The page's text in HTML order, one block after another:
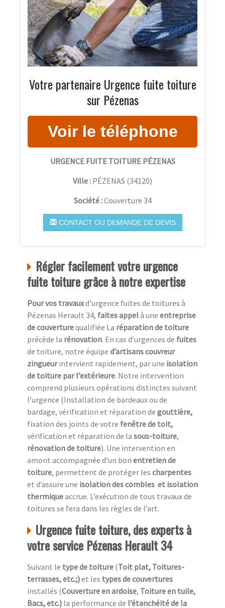
Votre partenaire Urgence fuite toiture
sur Pézenas
URGENCE FUITE TOITURE PÉZENAS
Ville : PÉZENAS (34120)
Société :Couverture 34
CONTACT OU DEMANDE DE DEVIS
Régler facilement votre urgence
fuite toiture grâce à notre expertise
Pour vos travauxd’urgence fuites de toitures à
Pézenas Herault 34, faites appelà une entreprise
de couverturequalifiée La réparation de toiture
précède la rénovation. En cas d’urgences de fuites
de toiture, notre équipe d’artisans couvreur
zingueurintervient rapidement, par une isolation
de toiture par l’extérieure. Notre intervention
comprend plusieurs opérations distinctes suivant
l’urgence (Installation de bardeaux ou de
bardage, vérification et réparation de gouttière,
fixation des joints de votre fenêtre de toit,
vérification et réparation de la sous-toiture,
rénovation de toiture). Une intervention en
amont accompagnée d’un bon entretien de
toiture, permettent de protéger les charpentes
et d’assure une isolation des combles et isolation
thermiqueaccrue. L’exécution de tous travaux de
toitures se fera dans les règles de l’art.
Urgence fuite toiture, des experts à
votre service Pézenas Herault 34
Suivant le type de toiture (Toit plat, Toitures-
terrasses, etc.;)et les types de couvertures
installés (Couverture en ardoise, Toiture en tuile,
Bacs, etc.) la performance de l’étanchéité de la